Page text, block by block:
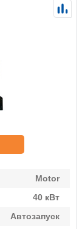
Motor
40 кВт
Автозапуск